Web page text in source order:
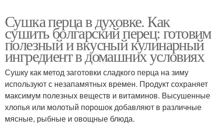
Сушка перца в духовке. Как
сушить болгарский перец: готовим
полезный и вкусный кулинарный
ингредиент в домашних условиях
Сушку как метод заготовки сладкого перца на зиму
используют с незапамятных времен. Продукт сохраняет
максимум полезных веществ и витаминов. Высушенные
хлопья или молотый порошок добавляют в различные
мясные, рыбные и овощные блюда.